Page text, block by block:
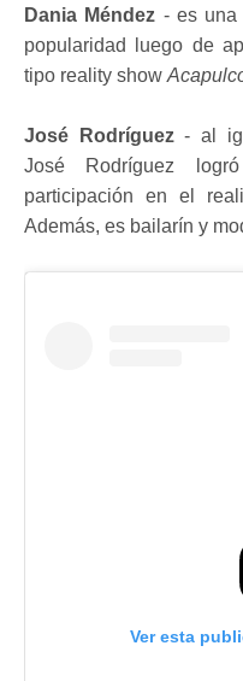
Dania Méndez - es una
popularidad luego de
tipo reality show
José Rodríguez- al
José Rodríguez
participación en el
Además, es bailarín y
Ver esta